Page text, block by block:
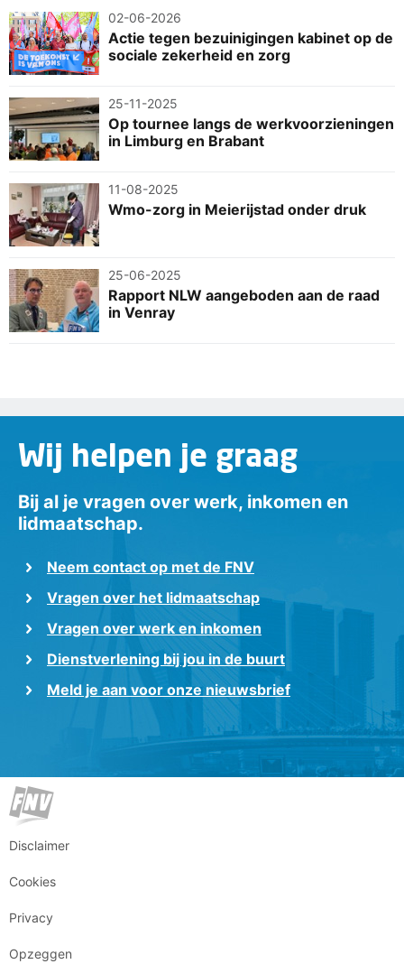
02-06-2026
Actie tegen bezuinigingen kabinet op de
sociale zekerheid en zorg
25-11-2025
Op tournee langs de werkvoorzieningen
in Limburg en Brabant
11-08-2025
Wmo-zorg in Meierijstad onder druk
25-06-2025
Rapport NLW aangeboden aan de raad
in Venray
Wij helpen je graag
Bij al je vragen over werk, inkomen en
lidmaatschap.
Neem contact op met de FNV
Vragen over het lidmaatschap
Vragen over werk en inkomen
Dienstverlening bij jou in de buurt
Meld je aan voor onze nieuwsbrief
Disclaimer
Cookies
Privacy
Opzeggen